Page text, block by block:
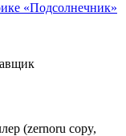
«Подсолнечник»
(zernoru copy,